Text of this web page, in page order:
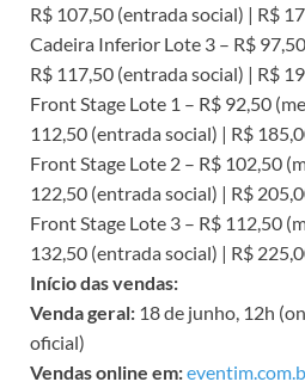
R$ 107,50 (entrada social) | R$
Cadeira Inferior Lote 3 – R$
R$ 117,50 (entrada social) | R$
Front Stage Lote 1 – R$ 92,50
112,50 (entrada social) | R$
Front Stage Lote 2 – R$ 102,50
122,50 (entrada social) | R$
Front Stage Lote 3 – R$ 112,50
132,50 (entrada social) | R$
Início das vendas:
Venda geral: 18 de junho, 12h
oficial)
Vendas online em: